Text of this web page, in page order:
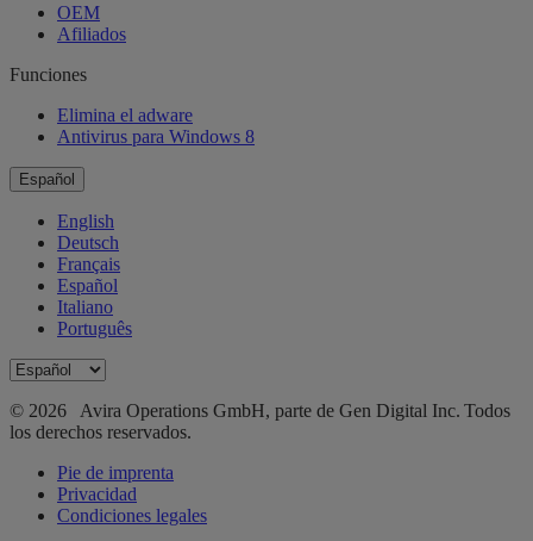
OEM
Afiliados
Funciones
Elimina el adware
Antivirus para Windows 8
Español
English
Deutsch
Français
Español
Italiano
Português
© 2026 Avira Operations GmbH, parte de Gen Digital Inc. Todos
los derechos reservados.
Pie de imprenta
Privacidad
Condiciones legales